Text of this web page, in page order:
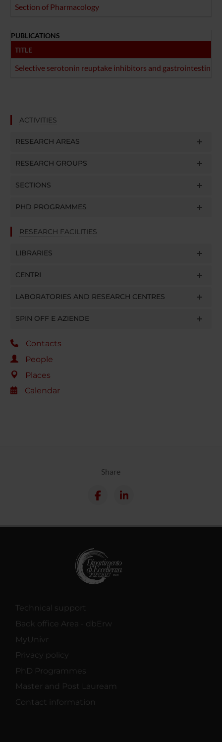
Section of Pharmacology
PUBLICATIONS
TITLE
Selective serotonin reuptake inhibitors and gastrointestinal
ACTIVITIES
RESEARCH AREAS
RESEARCH GROUPS
SECTIONS
PHD PROGRAMMES
RESEARCH FACILITIES
LIBRARIES
CENTRI
LABORATORIES AND RESEARCH CENTRES
SPIN OFF E AZIENDE
Contacts
People
Places
Calendar
Share
Technical support
Back office Area - dbErw
MyUnivr
Privacy policy
PhD Programmes
Master and Post Lauream
Contact information